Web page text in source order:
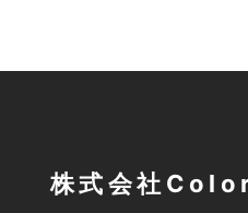
株式会社